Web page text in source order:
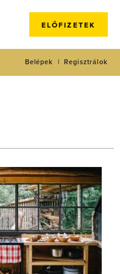
ELŐFIZETEK
Regisztrálok
Belépek